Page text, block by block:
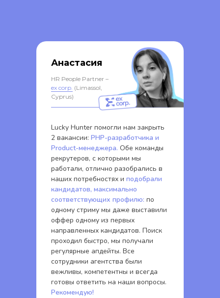
Анастасия
Lucky Hunter помогли нам закрыть
2 вакансии: PHP-разработчика и
Product-менеджера. Обе команды
рекрутеров, с которыми мы
работали, отлично разобрались в
наших потребностях и подобрали
кандидатов, максимально
соответствующих профилю: по
одному стриму мы даже выставили
оффер одному из первых
направленных кандидатов. Поиск
проходил быстро, мы получали
регулярные апдейты. Все
сотрудники агентства были
вежливы, компетентны и всегда
готовы ответить на наши вопросы.
Рекомендую!
HR People Partner –
ex corp. (Limassol,
Cyprus)